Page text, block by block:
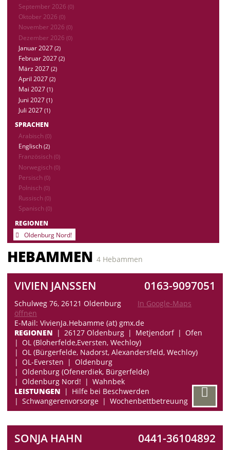
September 2026 (0)
Oktober 2026 (0)
November 2026 (0)
Dezember 2026 (0)
Januar 2027 (2)
Februar 2027 (2)
März 2027 (2)
April 2027 (2)
Mai 2027 (1)
Juni 2027 (1)
Juli 2027 (1)
SPRACHEN
Arabisch (0)
Englisch (2)
Französisch (0)
Norwegisch (0)
Persisch (0)
Polnisch (0)
Russisch (0)
Spanisch (0)
REGIONEN
Oldenburg Nord!
HEBAMMEN 4 Hebammen
VIVIEN JANSSEN 0163-9097051
Schulweg 76, 26121 Oldenburg
In Google-Maps
öffnen
E-Mail: VivienJa.Hebamme (at) gmx.de
REGIONEN
26127 Oldenburg Metjendorf
Ofen
OL (Bloherfelde,Eversten, Wechloy)
OL (Bürgerfelde, Nadorst, Alexandersfeld, Wechloy)
OL-Eversten
Oldenburg
Oldenburg (Ofenerdiek, Bürgerfelde)
Oldenburg Nord!
Wahnbek
LEISTUNGEN
Hilfe bei Beschwerden
Schwangerenvorsorge
Wochenbettbetreuung
SONJA HAHN 0441-36104892